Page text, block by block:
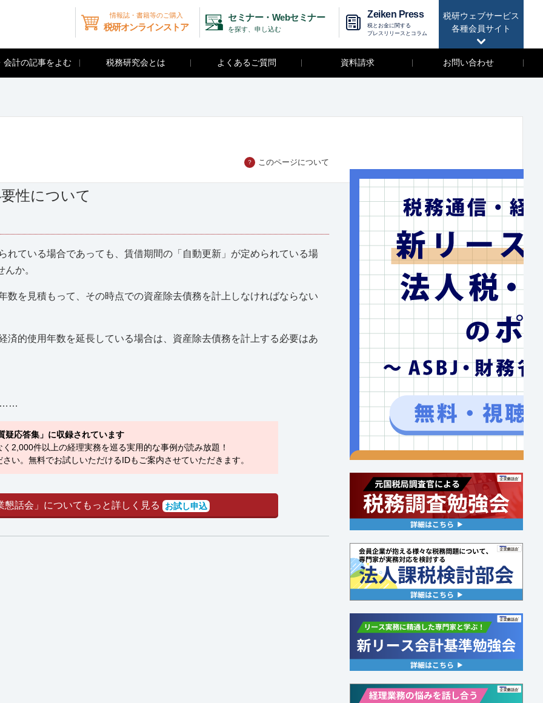
税研ウェブサービス
各種会員サイト
情報誌・書籍等のご購入
税研オンラインストア
セミナー・Webセミナー
を探す、申し込む
Zeiken Press
税とお金に関する
プレスリリースとコラム
会計の記事をよむ 税務研究会とは よくあるご質問 資料請求 お問い合わせ
？ このページについて
性について
ている場合であっても、賃借期間の「自動更新」が定められている場
か。
を見積もって、その時点での資産除去債務を計上しなければならない
的使用年数を延長している場合は、資産除去債務を計上する必要はあ
疑応答集」に収録されています
2,000件以上の経理実務を巡る実用的な事例が読み放題！
い。無料でお試しいただけるIDもご案内させていただきます。
懇話会」についてもっと詳しく見る お試し申込